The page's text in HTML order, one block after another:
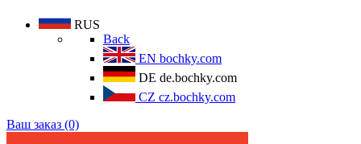
RUS
Back
EN bochky.com
DE de.bochky.com
CZ cz.bochky.com
Ваш заказ (0)